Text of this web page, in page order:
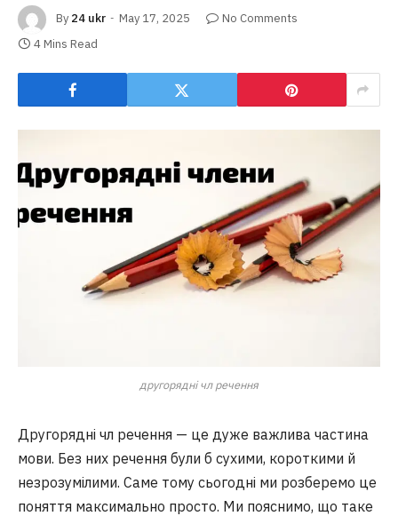
By 24 ukr May 17, 2025
No Comments
4 Mins Read
другорядні чл речення
Другорядні чл речення — це дуже важлива частина
мови. Без них речення були б сухими, короткими й
незрозумілими. Саме тому сьогодні ми розберемо це
поняття максимально просто. Ми пояснимо, що таке